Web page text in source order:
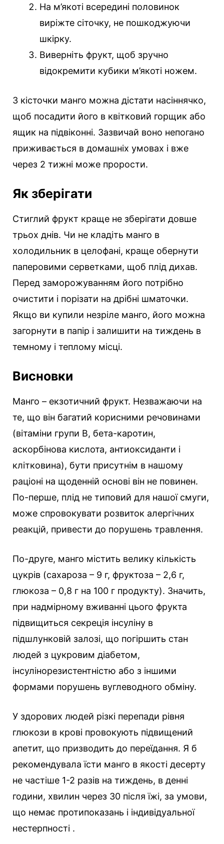
На м’якоті всередині половинок
виріжте сіточку, не пошкоджуючи
шкірку.
Виверніть фрукт, щоб зручно
відокремити кубики м’якоті ножем.
З кісточки манго можна дістати насіннячко,
щоб посадити його в квітковий горщик або
ящик на підвіконні. Зазвичай воно непогано
приживається в домашніх умовах і вже
через 2 тижні може прорости.
Як зберігати
Стиглий фрукт краще не зберігати довше
трьох днів. Чи не кладіть манго в
холодильник в целофані, краще обернути
паперовими серветками, щоб плід дихав.
Перед заморожуванням його потрібно
очистити і порізати на дрібні шматочки.
Якщо ви купили незріле манго, його можна
загорнути в папір і залишити на тиждень в
темному і теплому місці.
Висновки
Манго – екзотичний фрукт. Незважаючи на
те, що він багатий корисними речовинами
(вітаміни групи В, бета-каротин,
аскорбінова кислота, антиоксиданти і
клітковина), бути присутнім в нашому
раціоні на щоденній основі він не повинен.
По-перше, плід не типовий для нашої смуги,
може спровокувати розвиток алергічних
реакцій, привести до порушень травлення.
По-друге, манго містить велику кількість
цукрів (сахароза – 9 г, фруктоза – 2,6 г,
глюкоза – 0,8 г на 100 г продукту). Значить,
при надмірному вживанні цього фрукта
підвищиться секреція інсуліну в
підшлунковій залозі, що погіршить стан
людей з цукровим діабетом,
інсулінорезистентністю або з іншими
формами порушень вуглеводного обміну.
У здорових людей різкі перепади рівня
глюкози в крові провокують підвищений
апетит, що призводить до переїдання. Я б
рекомендувала їсти манго в якості десерту
не частіше 1-2 разів на тиждень, в денні
години, хвилин через 30 після їжі, за умови,
що немає протипоказань і індивідуальної
нестерпності .